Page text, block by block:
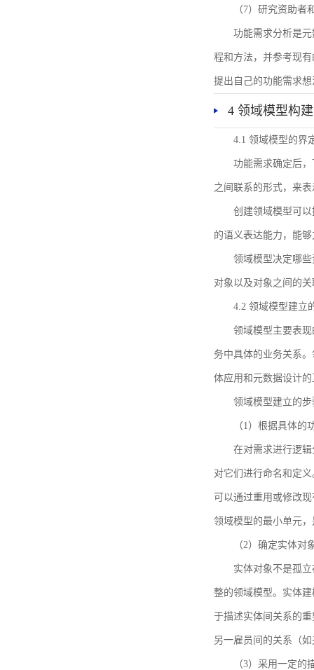
（7）研究资助
功能需求分析是
程和方法，并参考现
提出自己的功能需求
4 领域模型构建
4.1 领域模型的界
功能需求确定后
之间联系的形式，来
创建领域模型可
的语义表达能力，能
领域模型决定哪
对象以及对象之间的
4.2 领域模型建立
领域模型主要表
务中具体的业务关系
体应用和元数据设计
领域模型建立的
（1）根据具体
在对需求进行逻
对它们进行命名和定
可以通过重用或修改
领域模型的最小单元
（2）确定实体
实体对象不是孤
整的领域模型。实体
于描述实体间关系的
另一雇员间的关系（
（3）采用一定